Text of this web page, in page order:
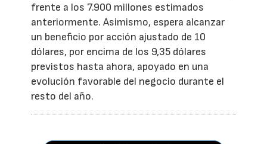
frente a los 7.900 millones estimados
anteriormente. Asimismo, espera alcanzar
un beneficio por acción ajustado de 10
dólares, por encima de los 9,35 dólares
previstos hasta ahora, apoyado en una
evolución favorable del negocio durante el
resto del año.